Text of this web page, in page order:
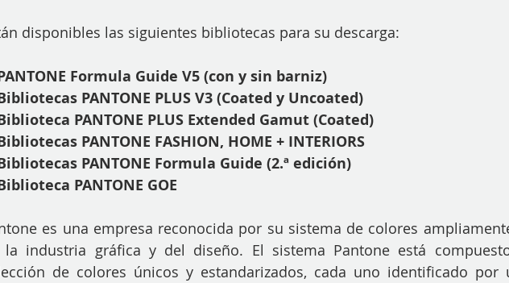
disponibles las siguientes bibliotecas para su descarga:
Formula Guide V5 (con y sin barniz)
PANTONE PLUS V3 (Coated y Uncoated)
PANTONE PLUS Extended Gamut (Coated)
PANTONE FASHION, HOME + INTERIORS
PANTONE Formula Guide (2.ª edición)
PANTONE GOE
es una empresa reconocida por su sistema de colores
la industria gráfica y del diseño. El sistema Pantone está
de colores únicos y estandarizados, cada uno identificado por